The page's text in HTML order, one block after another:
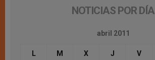
NOTICIAS POR DÍA
abril 2011
L M X J V